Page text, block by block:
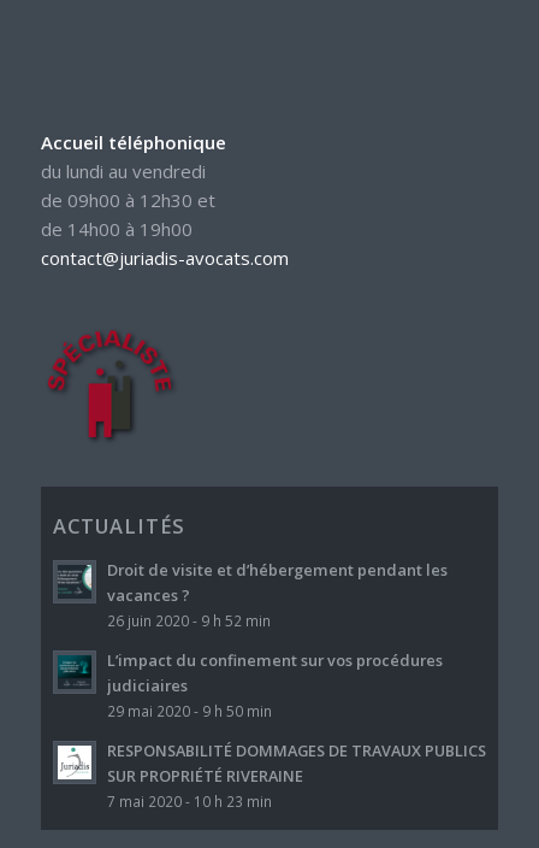
Accueil téléphonique
du lundi au vendredi
de 09h00 à 12h30 et
de 14h00 à 19h00
contact@juriadis-avocats.com
ACTUALITÉS
Droit de visite et d’hébergement pendant les
vacances ?
26 juin 2020 - 9 h 52 min
L’impact du confinement sur vos procédures
judiciaires
29 mai 2020 - 9 h 50 min
RESPONSABILITÉ DOMMAGES DE TRAVAUX PUBLICS
SUR PROPRIÉTÉ RIVERAINE
7 mai 2020 - 10 h 23 min